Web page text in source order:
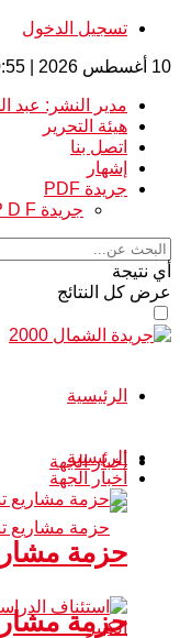
تسجيل الدخول
10 أغسطس 2026 | 10:55 صباحًا
مدير النشر: عبد
هيئة التحرير
اتصل بنا
إشهار
جريدة PDF
جريدة P D F
أي نتيجة
عرض كل النتائج
الرئيسية
أخبار الجهة
حزمة
الرئيسية
أخبار الجهة
حزمة